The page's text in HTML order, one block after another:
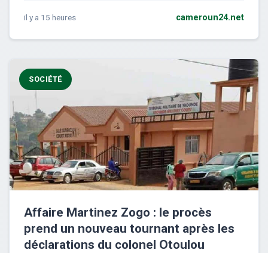
il y a 15 heures cameroun24.net
SOCIÉTÉ
Affaire Martinez Zogo : le procès
prend un nouveau tournant après les
déclarations du colonel Otoulou